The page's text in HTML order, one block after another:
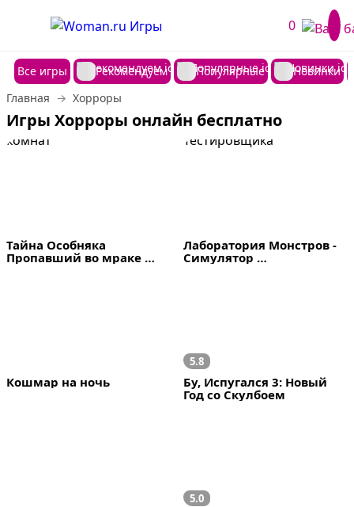
0
Все игры Рекомендуем Популярные
Новинки
Главная
Хорроры
Игры Хорроры онлайн бесплатно
Тайна Особняка
Пропавший во мраке
Лаборатория Монстров -
Симулятор
Кошмар на ночь
5.8
Бу, Испугался 3: Новый
Год со Скулбоем
5.0